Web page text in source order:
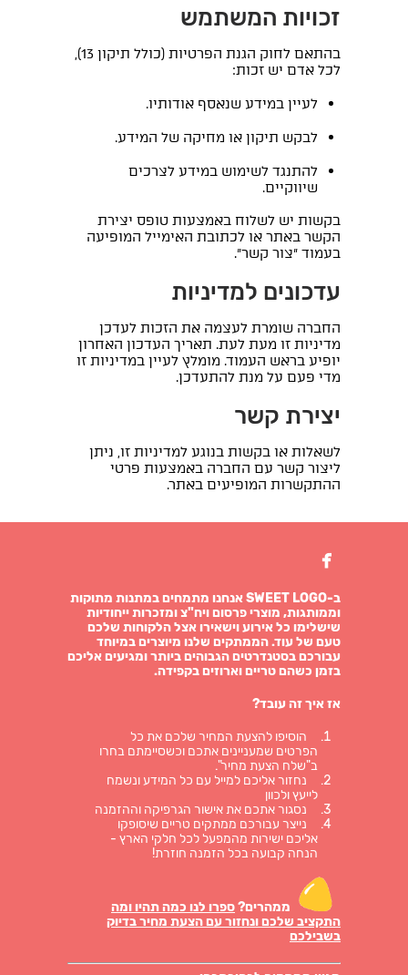
זכויות המשתמש
בהתאם לחוק הגנת הפרטיות (כולל תיקון 13),
לכל אדם יש זכות:
לעיין במידע שנאסף אודותיו.
לבקש תיקון או מחיקה של המידע.
להתנגד לשימוש במידע לצרכים
שיווקיים.
בקשות יש לשלוח באמצעות טופס יצירת
הקשר באתר או לכתובת האימייל המופיעה
בעמוד "צור קשר".
עדכונים למדיניות
החברה שומרת לעצמה את הזכות לעדכן
מדיניות זו מעת לעת. תאריך העדכון האחרון
יופיע בראש העמוד. מומלץ לעיין במדיניות זו
מדי פעם על מנת להתעדכן.
יצירת קשר
לשאלות או בקשות בנוגע למדיניות זו, ניתן
ליצור קשר עם החברה באמצעות פרטי
ההתקשרות המופיעים באתר.

ב-SWEET LOGO אנחנו מתמחים במתנות מתוקות
וממותגות, מוצרי פרסום ויח"צ ומזכרות ייחודיות
שישלימו כל אירוע וישאירו אצל הלקוחות שלכם
טעם של עוד. הממתקים שלנו מיוצרים במיוחד
עבורכם בסטנדרטים הגבוהים ביותר ומגיעים אליכם
בזמן כשהם טריים וארוזים בקפידה.
אז איך זה עובד?
הוסיפו להצעת המחיר שלכם את כל
הפרטים שמעניינים אתכם וכשסיימתם בחרו
ב"שלח הצעת מחיר".
נחזור אליכם למייל עם כל המידע ונשמח
לייעץ ולכוון
נסגור אתכם את אישור הגרפיקה וההזמנה
נייצר עבורכם ממתקים טריים שיסופקו
אליכם ישירות מהמפעל לכל חלקי הארץ -
הנחה קבועה בכל הזמנה חוזרת!
ממהרים?ספרו לנו כמה תהיו ומה
התקציב שלכם ונחזור עם הצעת מחיר בדיוק
בשבילכם